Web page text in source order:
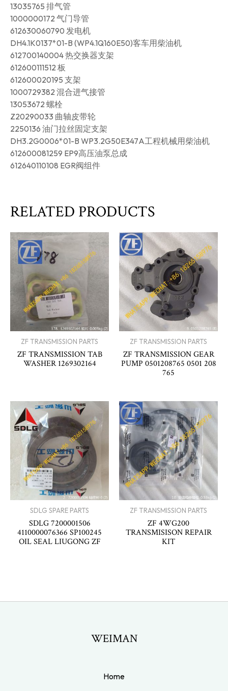
13035765 排气管
1000000172 气门导管
612630060790 发电机
DH4.1K0137*01-B (WP4.1Q160E50)客车用柴油机
612700140004 热交换器支架
612600111512 板
612600020195 支架
1000729382 混合进气接管
13053672 螺栓
Z20290033 曲轴皮带轮
2250136 油门拉丝固定支架
DH3.2G0006*01-B WP3.2G50E347A工程机械用柴油机
612600081259 EP9高压油泵总成
612640110108 EGR阀组件
RELATED PRODUCTS
ZF TRANSMISSION PARTS
ZF TRANSMISSION TAB
WASHER 1269302164
ZF TRANSMISSION PARTS
ZF TRANSMISSION GEAR
PUMP 0501208765 0501 208
765
SDLG SPARE PARTS
SDLG 7200001506
4110000076366 SP100245
OIL SEAL LIUGONG ZF
ZF TRANSMISSION PARTS
ZF 4WG200
TRANSMISISON REPAIR
KIT
WEIMAN
Home